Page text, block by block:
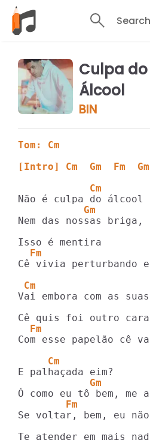
Culpa do
Álcool
BIN
Tom: Cm
[Intro] Cm  Gm  Fm  Gm
            Cm
Nem das nossas
Fm
Cê vivia perturbando
Cm
Vai embora com as
Fm
Com esse papelão cê
     Cm
            Gm
Fm
Se voltar, bem, eu
Te atender em mais